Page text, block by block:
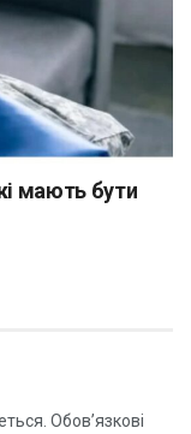
мають бути
Обов’язкові